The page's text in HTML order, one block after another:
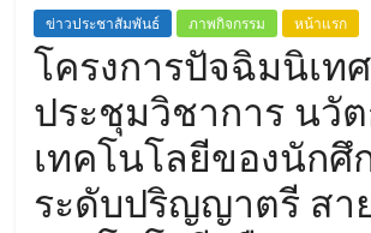
ข่าวประชาสัมพันธ์ ภาพกิจกรรม หน้าแรก
โครงการปัจฉิมนิเท
ประชุมวิชาการ นวั
เทคโนโลยีของนักศึ
ระดับปริญญาตรี สา